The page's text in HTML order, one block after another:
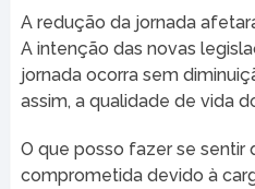
A redução da jornada
A intenção das novas
jornada ocorra sem
assim, a qualidade de vida
O que posso fazer se sentir
comprometida devido à